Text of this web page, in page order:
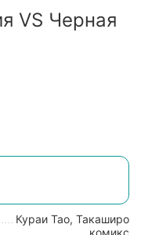
VS Черная
Кураи Тао, Такаширо